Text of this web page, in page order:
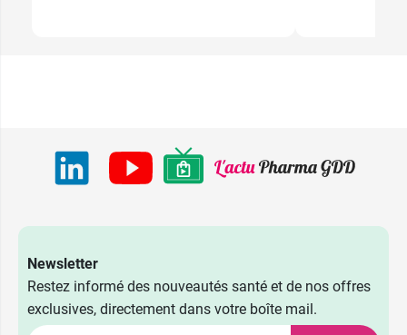
Newsletter
Restez informé des nouveautés santé et de nos offres
exclusives, directement dans votre boîte mail.